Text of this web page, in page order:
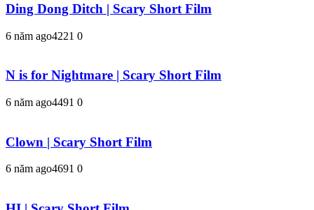
Ding Dong Ditch | Scary Short Film
6 năm ago4221 0
N is for Nightmare | Scary Short Film
6 năm ago4491 0
Clown | Scary Short Film
6 năm ago4691 0